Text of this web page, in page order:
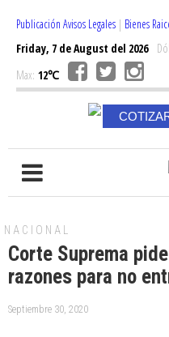
Publicación Avisos Legales | Bienes
Friday, 7 de August del 2026
Max: 12℃
NACIONAL
Corte Suprema
razones para no
Septiembre 30, 2020